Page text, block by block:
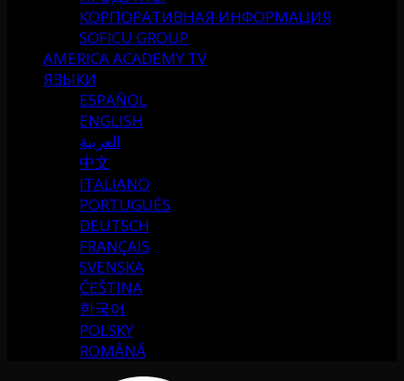
КОРПОРАТИВНАЯ ИНФОРМАЦИЯ
SOFICU GROUP
AMERICA ACADEMY TV
ЯЗЫКИ
ESPAÑOL
ENGLISH
العربية
中文
ITALIANO
PORTUGUÉS
DEUTSCH
FRANÇAIS
SVENSKA
ČEŠTINA
한국어
POLSKY
ROMÂNĂ